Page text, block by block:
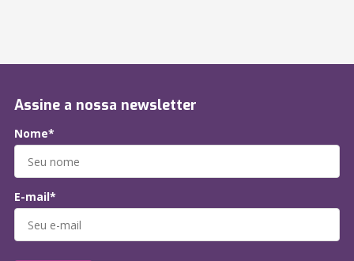
Assine a nossa newsletter
Nome*
E-mail*